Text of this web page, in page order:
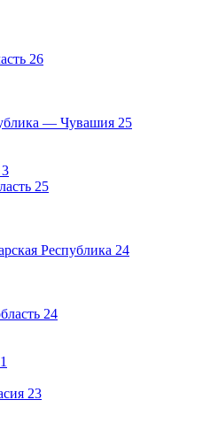
26
— Чувашия 25
3
25
Республика 24
24
1
23